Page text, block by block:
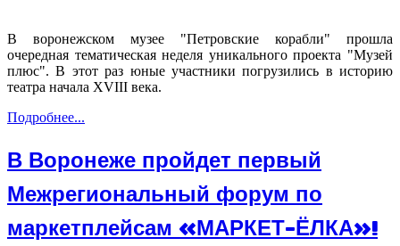
В воронежском музее "Петровские корабли" прошла
очередная тематическая неделя уникального проекта "Музей
плюс". В этот раз юные участники погрузились в историю
театра начала XVIII века.
Подробнее...
В Воронеже пройдет первый
Межрегиональный форум по
маркетплейсам «МАРКЕТ-ЁЛКА»!